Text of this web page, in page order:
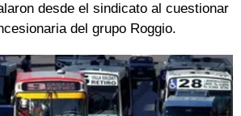
desde el sindicato al cuestionar
del grupo Roggio.